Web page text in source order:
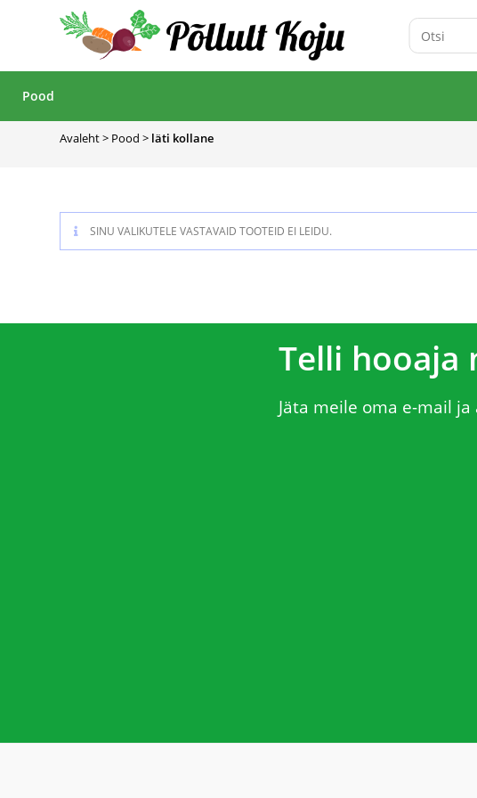
Pood
Avaleht> Pood > läti kollane
SINU VALIKUTELE VASTAVAID TOOTEID EI LEIDU.
Telli hooaja
Jäta meile oma e-mail